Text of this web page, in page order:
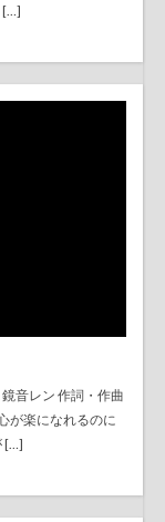
[…]
音レン 作詞・作曲
が楽になれるのに
[…]